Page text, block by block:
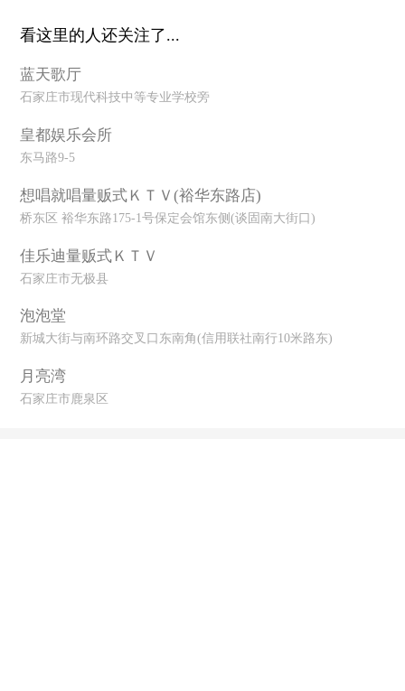
看这里的人还关注了...
蓝天歌厅
石家庄市现代科技中等专业学校旁
皇都娱乐会所
东马路9-5
想唱就唱量贩式ＫＴＶ(裕华东路店)
桥东区 裕华东路175-1号保定会馆东侧(谈固南大街口)
佳乐迪量贩式ＫＴＶ
石家庄市无极县
泡泡堂
新城大街与南环路交叉口东南角(信用联社南行10米路东)
月亮湾
石家庄市鹿泉区